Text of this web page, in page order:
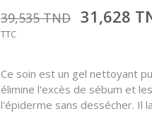
39,535 TND 31,628
TTC
Ce soin est un gel nettoyant
élimine l'excès de sébum et
l'épiderme sans dessécher. Il